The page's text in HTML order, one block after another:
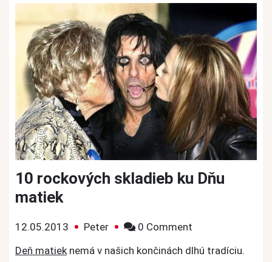
10 rockových skladieb ku Dňu
matiek
12.05.2013 Peter 0 Comment
Deň matieknemá v našich končinách dlhú tradíciu.